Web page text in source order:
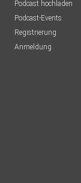
Podcast hochladen
Podcast-Events
Registrierung
Anmeldung